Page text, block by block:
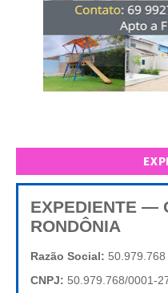
EXPEDIENTE —
RONDÔNIA
Razão Social:
CNPJ: 50.979.768/0001-